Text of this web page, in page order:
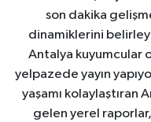
son dakika
dinamiklerini
Antalya kuyumcular
yelpazede yayın
yaşamı kolaylaştıran
gelen yerel